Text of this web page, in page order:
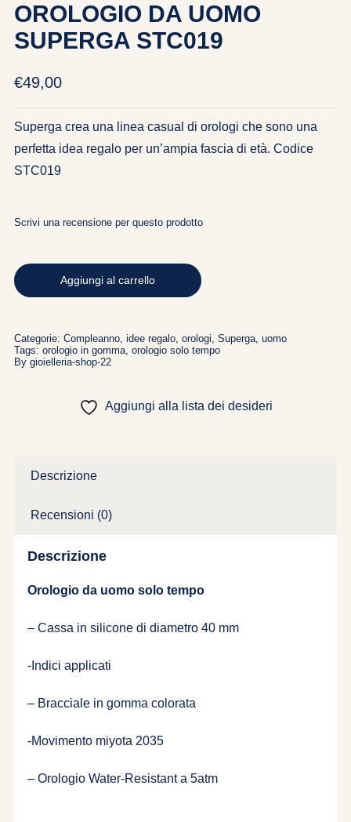
OROLOGIO DA UOMO
SUPERGA STC019
€49,00
Superga crea una linea casual di orologi che sono una
perfetta idea regalo per un’ampia fascia di età. Codice
STC019
Scrivi una recensione per questo prodotto
DA
UOMO
STC019
quantità
Aggiungi al carrello
Categorie: Compleanno, idee regalo, orologi Superga, uomo
Tags: orologio in gomma, orologio solo tempo
By gioielleria-shop-22
Aggiungi alla lista dei desideri
Descrizione
Recensioni (0)
Descrizione
Orologio da uomo solo tempo
– Cassa in silicone di diametro 40 mm
-Indici applicati
– Bracciale in gomma colorata
-Movimento miyota 2035
– Orologio Water-Resistant a 5atm